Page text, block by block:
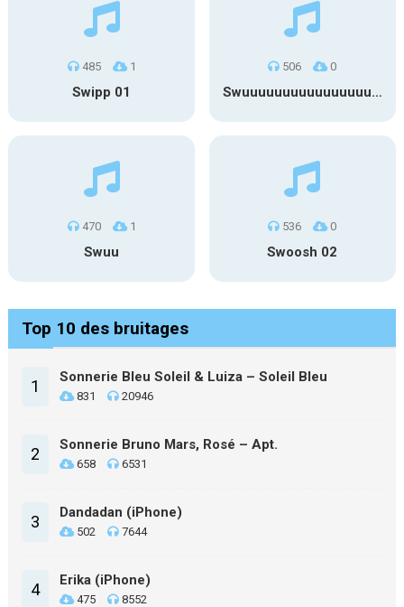
485 1
Swipp 01
506 0
Swuuuuuuuuuuuuuuuuuuuuuu
470 1
Swuu
536 0
Swoosh 02
Top 10 des bruitages
1 Sonnerie Bleu Soleil & Luiza – Soleil Bleu
831 20946
2 Sonnerie Bruno Mars, Rosé – Apt.
658 6531
3 Dandadan (iPhone)
502 7644
4 Erika (iPhone)
475 8552